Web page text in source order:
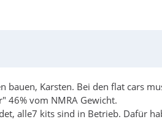
bauen, Karsten. Bei den flat cars
46% vom NMRA Gewicht.
alle7 kits sind in Betrieb. Dafür